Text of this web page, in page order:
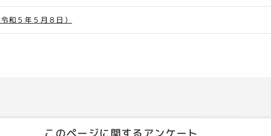
和５年５月８日）
このページに関するアンケート